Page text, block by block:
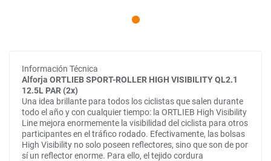
Información Técnica
Alforja ORTLIEB SPORT-ROLLER HIGH VISIBILITY QL2.1
12.5L PAR (2x)
Una idea brillante para todos los ciclistas que salen durante
todo el año y con cualquier tiempo: la ORTLIEB High Visibility
Line mejora enormemente la visibilidad del ciclista para otros
participantes en el tráfico rodado. Efectivamente, las bolsas
High Visibility no solo poseen reflectores, sino que son de por
sí un reflector enorme. Para ello, el tejido cordura